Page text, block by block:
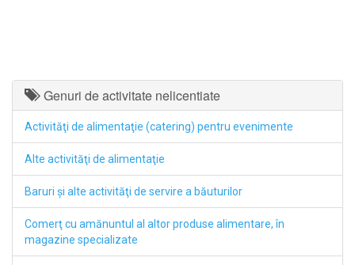
Genuri de activitate nelicentiate
Activităţi de alimentaţie (catering) pentru evenimente
Alte activităţi de alimentaţie
Baruri şi alte activităţi de servire a băuturilor
Comerţ cu amănuntul al altor produse alimentare, în
magazine specializate